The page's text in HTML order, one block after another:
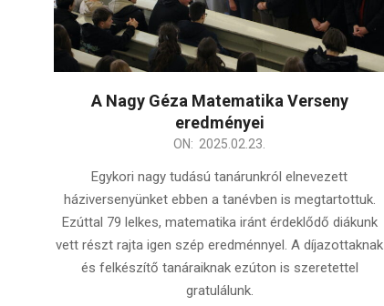
A Nagy Géza Matematika Verseny
eredményei
ON: 2025.02.23.
Egykori nagy tudású tanárunkról elnevezett
háziversenyünket ebben a tanévben is megtartottuk.
Ezúttal 79 lelkes, matematika iránt érdeklődő diákunk
vett részt rajta igen szép eredménnyel. A díjazottaknak
és felkészítő tanáraiknak ezúton is szeretettel
gratulálunk.